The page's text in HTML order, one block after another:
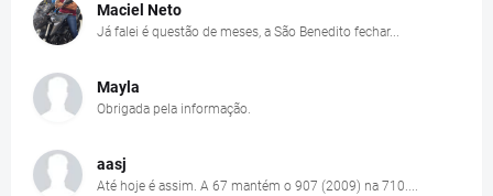
Maciel Neto
Já falei é questão de meses, a São Benedito fechar...
Mayla
Obrigada pela informação.
aasj
Até hoje é assim. A 67 mantém o 907 (2009) na 710....